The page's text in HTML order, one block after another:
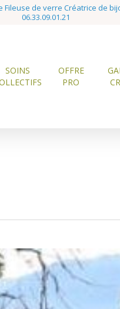
de verre Créatrice de
06.33.09.01.21
SOINS
OFFRE
PRO